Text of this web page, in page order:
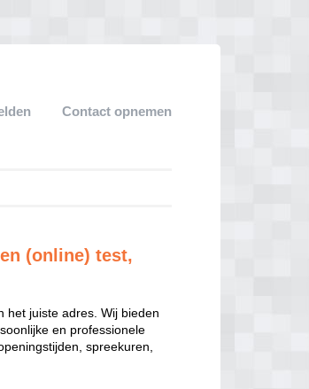
Contact opnemen
(online) test,
het juiste adres. Wij bieden
en professionele
spreekuren,